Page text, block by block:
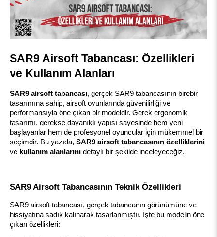
SAR9 Airsoft Tabancası: Özellikleri
ve Kullanım Alanları
SAR9 airsoft tabancası, gerçek SAR9 tabancasının birebir
tasarımına sahip, airsoft oyunlarında güvenilirliği ve
performansıyla öne çıkan bir modeldir. Gerek ergonomik
tasarımı, gerekse dayanıklı yapısı sayesinde hem yeni
başlayanlar hem de profesyonel oyuncular için mükemmel bir
seçimdir. Bu yazıda, SAR9 airsoft tabancasının özelliklerini
ve kullanım alanlarını detaylı bir şekilde inceleyeceğiz.
SAR9 Airsoft Tabancasının Teknik Özellikleri
SAR9 airsoft tabancası, gerçek tabancanın görünümüne ve
hissiyatına sadık kalınarak tasarlanmıştır. İşte bu modelin öne
çıkan özellikleri: